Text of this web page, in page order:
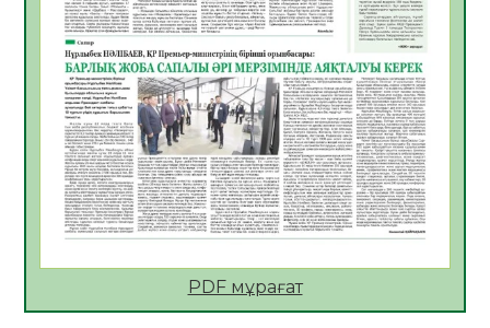
Open Air: Қызылорда облысы полиция
департаменті 20 мыңнан астам
көрерменнің қауіпсіздігін қамтамасыз етті
06.08.2026
62
ҚЫЗЫЛОРДАДА «САНАЛЫ ҰРПАҚ –
ЖАРҚЫН БОЛАШАҚ» АТТЫ КЕҢЕЙТІЛГЕН
МӘЖІЛІС ӨТТІ
05.08.2026
63
Қазақстан Орталық Азиядағы көшуге ең
PDF мұрағат